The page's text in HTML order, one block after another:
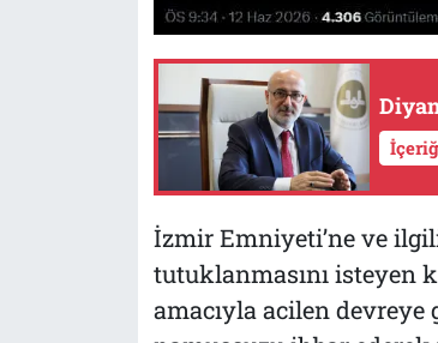
İzmir Emniyeti’ne ve
tutuklanmasını isteyen
amacıyla acilen